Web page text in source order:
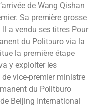
de Wang Qishan
Sa première grosse
a vendu ses titres Pour
du Politburo via la
la première étape
y exploiter les
vice-premier ministre
du Politburo
Beijing International